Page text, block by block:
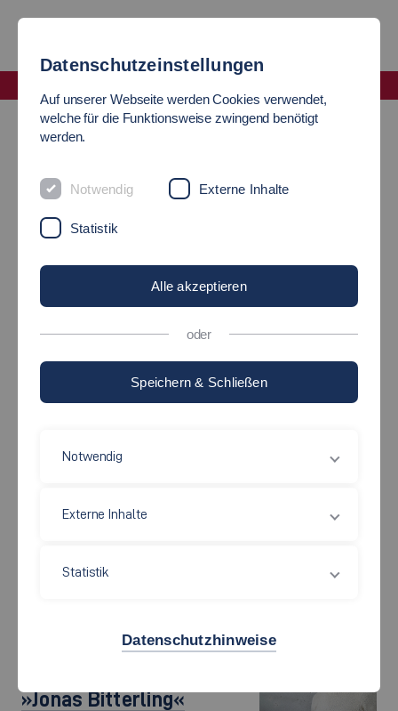
Alumni-Interviews
ALUMNI IM INTERVIEW
#talkingtoalumni
#talkingtoalumni
»Stephanie Raisch«
Erfolgreiche Alumni im Drei-Fragen-Interview
31.10.2023
Seeger«
Erfolgreiche Alumni im Drei-Fragen-Interview
»Jonas Bitterling«
Datenschutzeinstellungen
Auf unserer Webseite werden Cookies verwendet,
welche für die Funktionsweise zwingend benötigt
werden.
Notwendig Externe Inhalte
Statistik
Alle akzeptieren
oder
Speichern & Schließen
Notwendig
Externe Inhalte
Statistik
Datenschutzhinweise